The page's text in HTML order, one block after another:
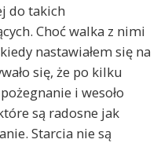
do takich
Choć walka z nimi
nastawiałem się na
się, że po kilku
i wesoło
są radosne jak
Starcia nie są